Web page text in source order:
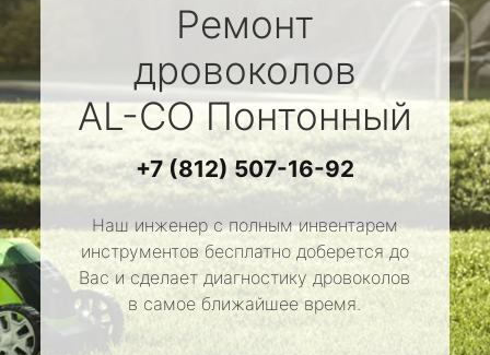
Ремонт
дровоколов
AL-COПонтонный
+7 (812) 507-16-92
Наш инженер с полным инвентарем
инструментов бесплатно доберется до
Вас и сделает диагностику дровоколов
в самое ближайшее время.